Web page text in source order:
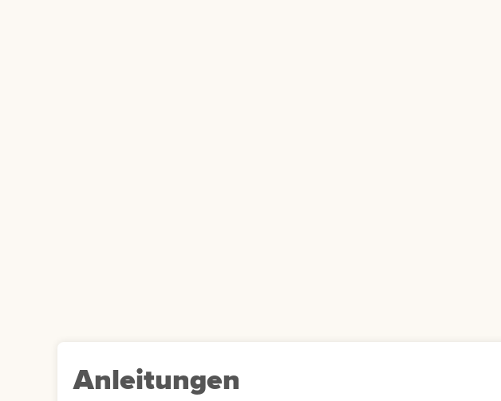
Anleitungen